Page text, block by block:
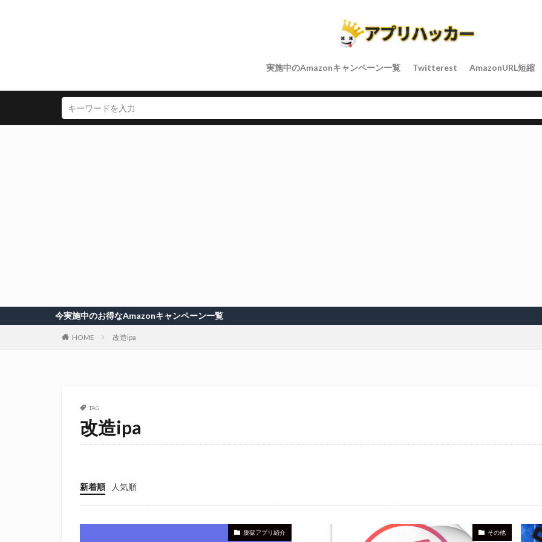
実施中のAmazonキャンペーン一覧 Twitterest AmazonURL短縮
今実施中のお得なAmazonキャンペーン一覧
HOME 改造ipa
TAG
改造ipa
新着順 人気順
脱獄アプリ紹介 その他